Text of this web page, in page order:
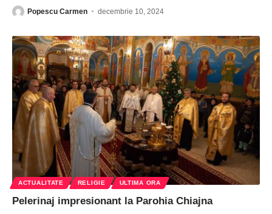
Popescu Carmen decembrie 10, 2024
ACTUALITATE RELIGIE ULTIMA ORA
Pelerinaj impresionant la Parohia Chiajna